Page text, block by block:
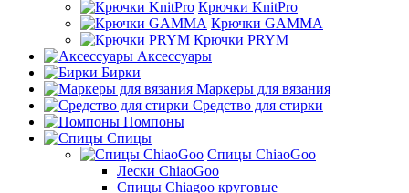
Крючки KnitPro
Крючки GAMMA
Крючки PRYM
Аксессуары
Бирки
Маркеры для вязания
Средство для стирки
Помпоны
Спицы
Спицы ChiaoGoo
Лески ChiaoGoo
Cпицы Сhiagoo круговые